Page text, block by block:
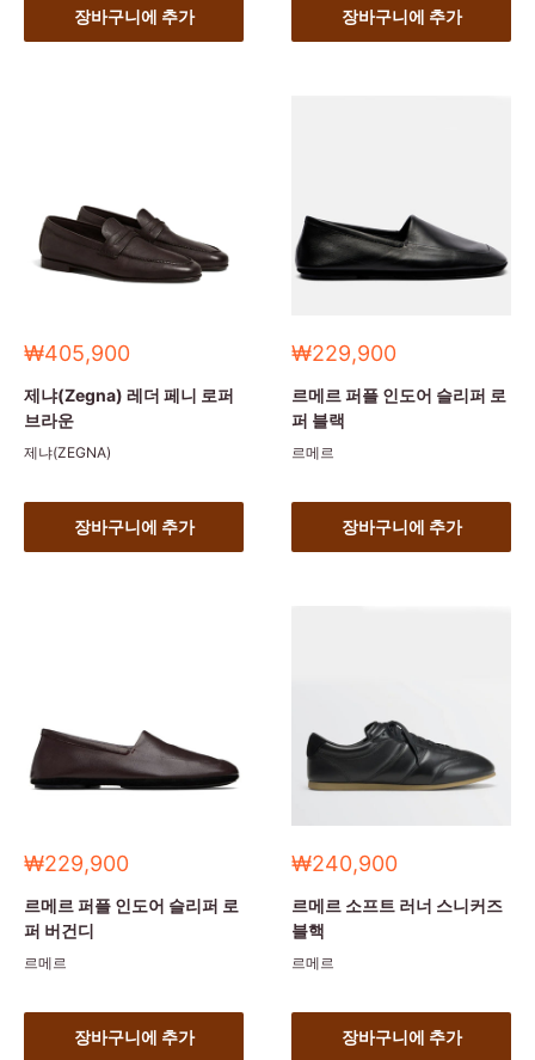
장바구니에 추가 장바구니에 추가
세
가
₩405,900
제냐(Zegna) 레더 페니 로퍼
브라운
제냐(ZEGNA)
장바구니에 추가
세
가
₩229,900
르메르 퍼플 인도어 슬리퍼 로
퍼 블랙
르메르
장바구니에 추가
세
가
₩229,900
르메르 퍼플 인도어 슬리퍼 로
퍼 버건디
르메르
장바구니에 추가
세
가
₩240,900
르메르 소프트 러너 스니커즈
블핵
르메르
장바구니에 추가